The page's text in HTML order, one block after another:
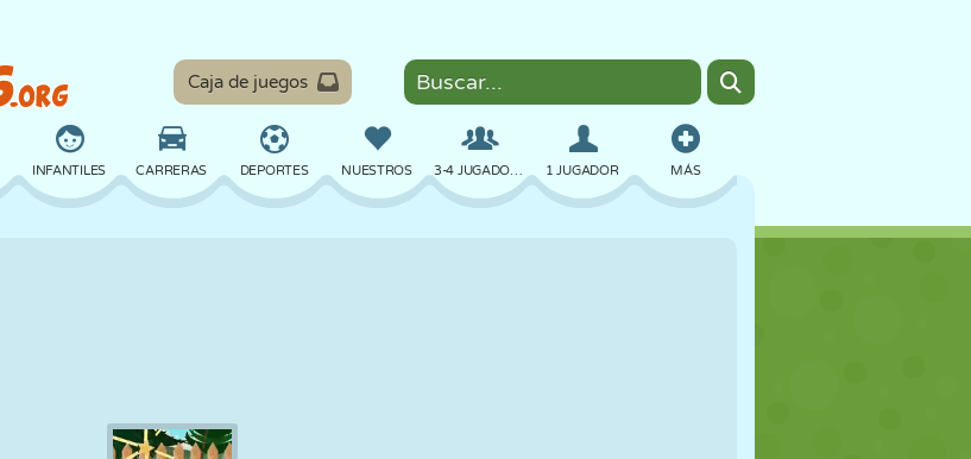
Caja de juegos
MÁS
INFANTILES CARRERAS DEPORTES NUESTROS 3-4 JUGADORES 1 JUGADOR